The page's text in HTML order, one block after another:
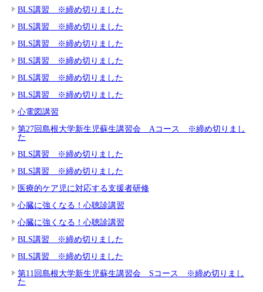
BLS講習 ※締め切りました
BLS講習 ※締め切りました
BLS講習 ※締め切りました
BLS講習 ※締め切りました
BLS講習 ※締め切りました
BLS講習 ※締め切りました
心電図講習
第27回島根大学新生児蘇生講習会 Aコース ※締め切りまし
た
BLS講習 ※締め切りました
BLS講習 ※締め切りました
医療的ケア児に対応する支援者研修
心臓に強くなる！心聴診講習
心臓に強くなる！心聴診講習
BLS講習 ※締め切りました
BLS講習 ※締め切りました
第11回島根大学新生児蘇生講習会 Sコース ※締め切りまし
た